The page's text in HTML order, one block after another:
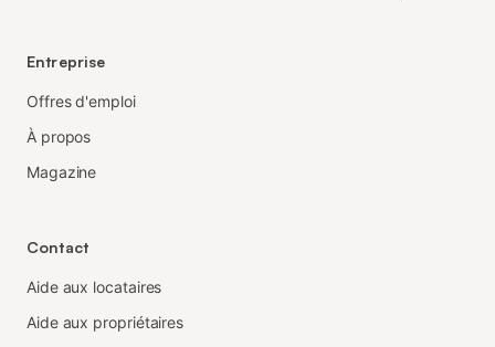
Entreprise
Offres d'emploi
À propos
Magazine
Contact
Aide aux locataires
Aide aux propriétaires